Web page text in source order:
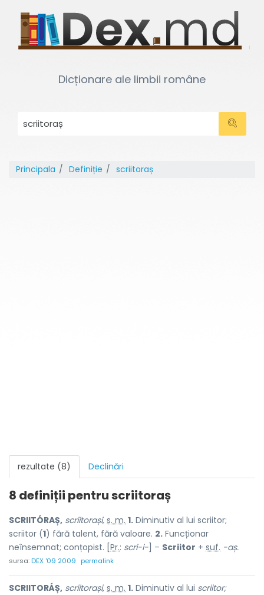
Dicționare ale limbii române
Principala Definiție scriitoraș
rezultate (8) Declinări
8 definiții pentruscriitoraș
SCRIITÓRAȘ, scriitorași, s. m. 1. Diminutiv al lui scriitor;
scriitor (1) fără talent, fără valoare. 2. Funcționar
neînsemnat; conțopist. [ Pr.: scri-i- ] – Scriitor + suf. -aș.
sursa:DEX '09 2009 permalink
SCRIITORÁȘ, scriitorași, s. m. 1. Diminutiv al lui scriitor;